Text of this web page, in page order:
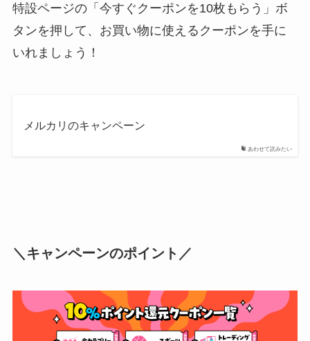
特設ページの「今すぐクーポンを10枚もらう」ボ
タンを押して、お買い物に使えるクーポンを手に
いれましょう！
あわせて読みたい
メルカリのキャンペーン
＼キャンペーンのポイント／